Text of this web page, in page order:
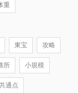
重
東宝 攻略
所 小規模
通点